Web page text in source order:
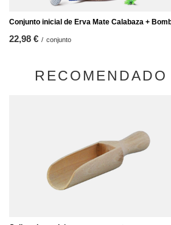
Conjunto inicial de Erva Mate Calabaza +
22,98 € / conjunto
RECOMENDADO